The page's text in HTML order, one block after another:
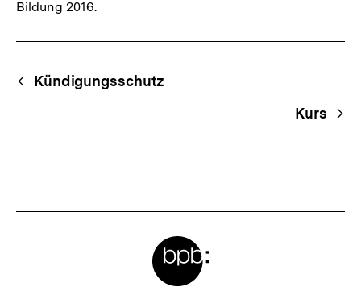
Bildung 2016.
Begriffsnavigation
Content-
Navigation
Kündigungsschutz
Kurs